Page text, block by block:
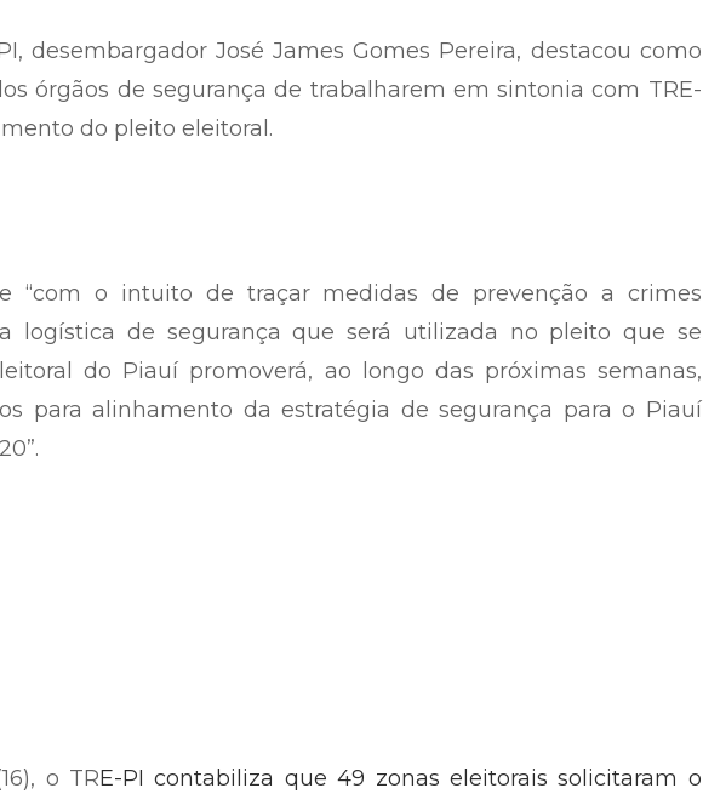
desembargador José James Gomes Pereira, destacou como
órgãos de segurança de trabalharem em sintonia com TRE-
do pleito eleitoral.
“com o intuito de traçar medidas de prevenção a crimes
logística de segurança que será utilizada no pleito que se
do Piauí promoverá, ao longo das próximas semanas,
para alinhamento da estratégia de segurança para o Piauí
o TRE-PI contabiliza que 49 zonas eleitorais solicitaram o